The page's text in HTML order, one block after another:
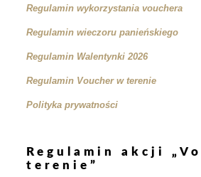
Regulamin wykorzystania vouchera
Regulamin wieczoru panieńskiego
Regulamin Walentynki 2026
Regulamin Voucher w terenie
Polityka prywatności
Regulamin akcji
terenie”